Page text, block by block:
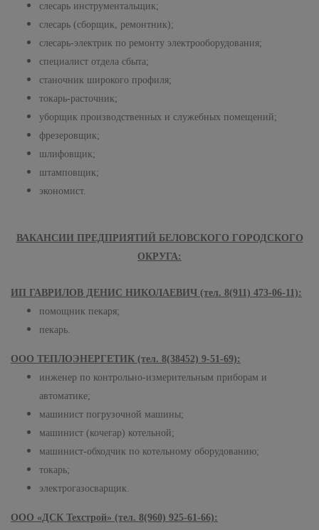
слесарь инструментальщик;
слесарь (сборщик, ремонтник);
слесарь-электрик по ремонту электрооборудования;
специалист отдела сбыта;
станочник широкого профиля;
токарь-расточник;
уборщик производственных и служебных помещений;
фрезеровщик;
шлифовщик;
штамповщик;
экономист.
ВАКАНСИИ ПРЕДПРИЯТИЙ БЕЛОВСКОГО ГОРОДСКОГО
ОКРУГА:
ИП ГАВРИЛОВ ДЕНИС НИКОЛАЕВИЧ (тел. 8(911) 473-06-11):
помощник пекаря;
пекарь.
ООО ТЕПЛОЭНЕРГЕТИК (тел. 8(38452) 9-51-69):
инженер по контрольно-измерительным приборам и
автоматике;
машинист погрузочной машины;
машинист (кочегар) котельной;
машинист-обходчик по котельному оборудованию;
токарь;
электрогазосварщик.
ООО «ДСК Техстрой» (тел. 8(960) 925-61-66):